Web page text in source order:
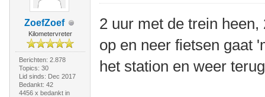
ZoefZoef
Kilometervreter
Berichten: 2.878
Topics: 30
Lid sinds: Dec 2017
Bedankt: 42
4456 x bedankt in
2 uur met de trein
op en neer fietsen gaat
het station en weer